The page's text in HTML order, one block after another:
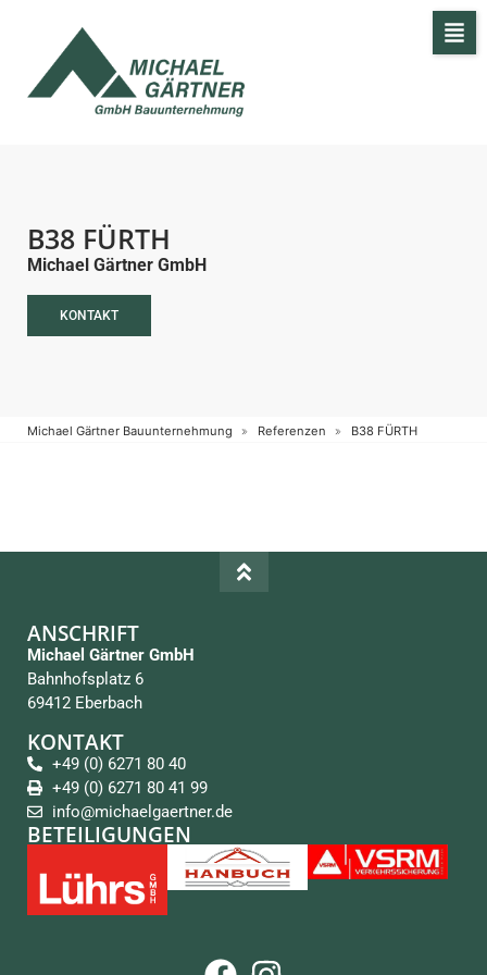
B38 FÜRTH
Michael Gärtner GmbH
KONTAKT
Michael Gärtner Bauunternehmung Referenzen B38 FÜRTH
ANSCHRIFT
Michael Gärtner GmbH
Bahnhofsplatz 6
69412 Eberbach
KONTAKT
+49 (0) 6271 80 40
+49 (0) 6271 80 41 99
info@michaelgaertner.de
BETEILIGUNGEN